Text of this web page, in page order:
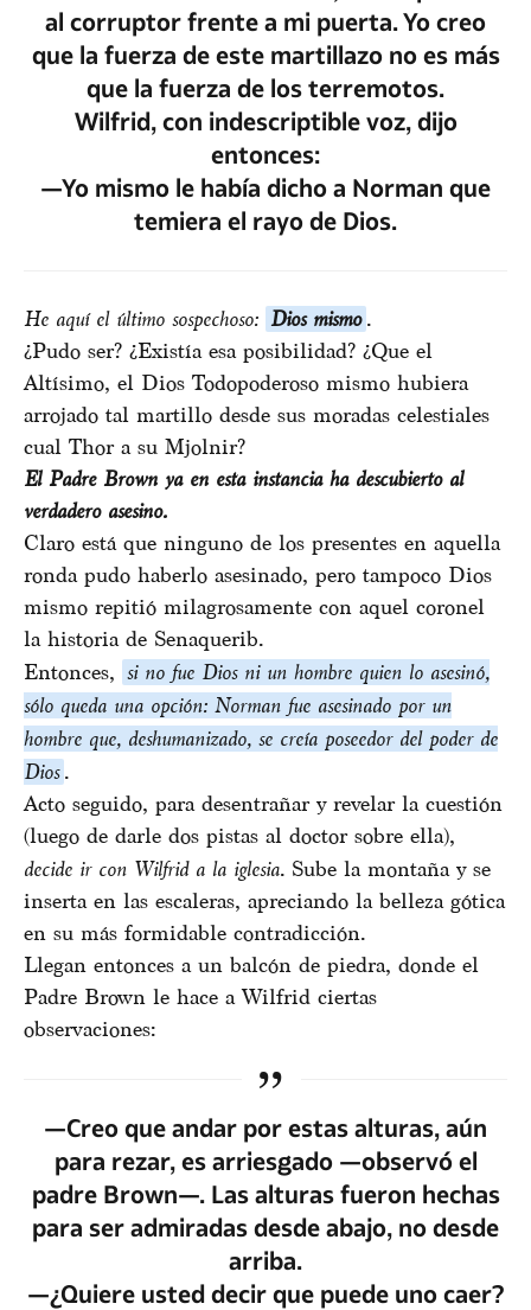
al corruptor frente a mi puerta. Yo creo
que la fuerza de este martillazo no es más
que la fuerza de los terremotos.
Wilfrid, con indescriptible voz, dijo
entonces:
—Yo mismo le había dicho a Norman que
temiera el rayo de Dios.
He aquí el último sospechoso: Dios mismo .
¿Pudo ser? ¿Existía esa posibilidad? ¿Que el
Altísimo, el Dios Todopoderoso mismo hubiera
arrojado tal martillo desde sus moradas celestiales
cual Thor a su Mjolnir?
El Padre Brown ya en esta instancia ha descubierto al
verdadero asesino.
Claro está que ninguno de los presentes en aquella
ronda pudo haberlo asesinado, pero tampoco Dios
mismo repitió milagrosamente con aquel coronel
la historia de Senaquerib.
Entonces, si no fue Dios ni un hombre quien lo asesinó,
sólo queda una opción: Norman fue asesinado por un
hombre que, deshumanizado, se creía poseedor del poder de
Dios .
Acto seguido, para desentrañar y revelar la cuestión
(luego de darle dos pistas al doctor sobre ella),
decide ir con Wilfrid a la iglesia. Sube la montaña y se
inserta en las escaleras, apreciando la belleza gótica
en su más formidable contradicción.
Llegan entonces a un balcón de piedra, donde el
Padre Brown le hace a Wilfrid ciertas
observaciones:
—Creo que andar por estas alturas, aún
para rezar, es arriesgado —observó el
padre Brown—. Las alturas fueron hechas
para ser admiradas desde abajo, no desde
arriba.
—¿Quiere usted decir que puede uno caer?